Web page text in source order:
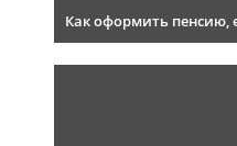
Как оформить пенсию,